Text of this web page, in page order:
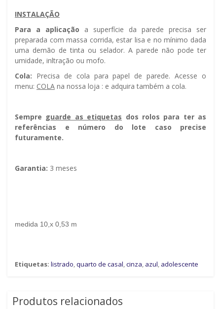
INSTALAÇÃO
Para a aplicação a superfície da parede precisa ser
preparada com massa corrida, estar lisa e no mínimo dada
uma demão de tinta ou selador. A parede não pode ter
umidade, infiltração ou mofo.
Cola: Precisa de cola para papel de parede. Acesse o
menu: COLA na nossa loja : e adquira também a cola.
Sempre guarde as etiquetas dos rolos para ter as
referências e número do lote caso precise
futuramente.
Garantia: 3 meses
medida 10,x 0,53 m
Etiquetas: listrado,quarto de casal,cinza, azul, adolescente
Produtos relacionados